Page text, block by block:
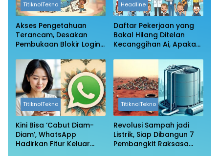
TitiknolTekno
Akses Pengetahuan
Terancam, Desakan
Pembukaan Blokir Login
Headline
Daftar Pekerjaan yang
Bakal Hilang Ditelan
Kecanggihan Ai, Apakah
Aman?
TitiknolTekno
Kini Bisa ‘Cabut Diam-
Diam’, WhatsApp
Hadirkan Fitur Keluar
TitiknolTekno
Revolusi Sampah jadi
Listrik, Siap Dibangun 7
Pembangkit Raksasa